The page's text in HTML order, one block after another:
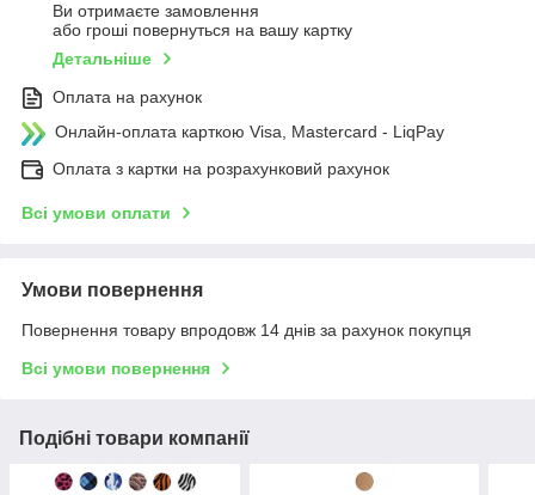
Ви отримаєте замовлення
або гроші повернуться на вашу картку
Детальніше
Оплата на рахунок
Онлайн-оплата карткою Visa, Mastercard - LiqPay
Оплата з картки на розрахунковий рахунок
Всі умови оплати
Умови повернення
Повернення товару впродовж 14 днів за рахунок покупця
Всі умови повернення
Подібні товари компанії